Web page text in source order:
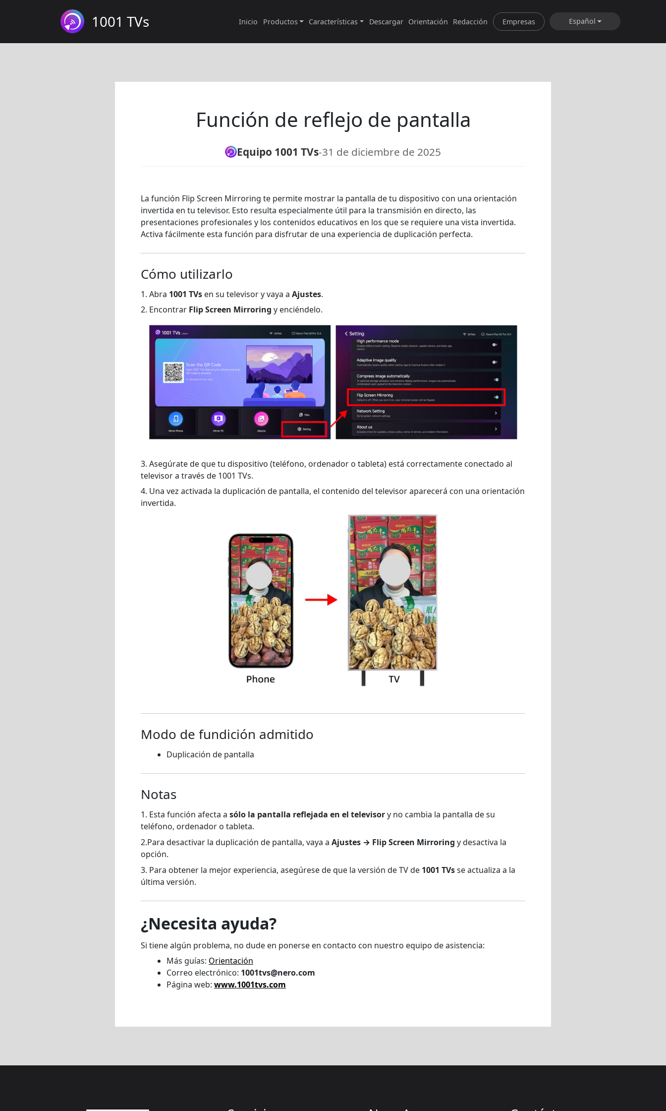
1001 TVs Inicio Productos Características Descargar Orientación Redacción Empresas Español
Función de reflejo de pantalla
Equipo 1001 TVs-31 de diciembre de 2025
La función Flip Screen Mirroring te permite mostrar la pantalla de tu dispositivo con una orientación
invertida en tu televisor. Esto resulta especialmente útil para la transmisión en directo, las
presentaciones profesionales y los contenidos educativos en los que se requiere una vista invertida.
Activa fácilmente esta función para disfrutar de una experiencia de duplicación perfecta.
Cómo utilizarlo
1. Abra 1001 TVs en su televisor y vaya a Ajustes.
2. Encontrar Flip Screen Mirroring y enciéndelo.
3. Asegúrate de que tu dispositivo (teléfono, ordenador o tableta) está correctamente conectado al
televisor a través de 1001 TVs.
4. Una vez activada la duplicación de pantalla, el contenido del televisor aparecerá con una orientación
invertida.
Modo de fundición admitido
Duplicación de pantalla
Notas
1. Esta función afecta a sólo la pantalla reflejada en el televisory no cambia la pantalla de su
teléfono, ordenador o tableta.
2.Para desactivar la duplicación de pantalla, vaya a Ajustes → Flip Screen Mirroring y desactiva la
opción.
3. Para obtener la mejor experiencia, asegúrese de que la versión de TV de 1001 TVsse actualiza a la
última versión.
¿Necesita ayuda?
Si tiene algún problema, no dude en ponerse en contacto con nuestro equipo de asistencia:
Más guías: Orientación
Correo electrónico: 1001tvs@nero.com
Página web: www.1001tvs.com